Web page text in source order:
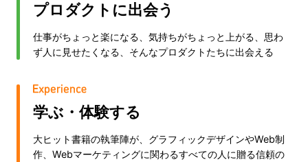
プロダクトに出会う
仕事がちょっと楽になる、気持ちがちょっと上がる、思わ
ず人に見せたくなる、そんなプロダクトたちに出会える
学ぶ・体験する
大ヒット書籍の執筆陣が、グラフィックデザインやWeb制
作、Webマーケティングに関わるすべての人に贈る信頼の